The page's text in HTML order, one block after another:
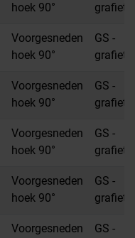
hoek 90°
Voorgesneden
hoek 90°
GS -
Voorgesneden
hoek 90°
GS -
Voorgesneden
hoek 90°
GS -
Voorgesneden
hoek 90°
GS -
Voorgesneden
GS -